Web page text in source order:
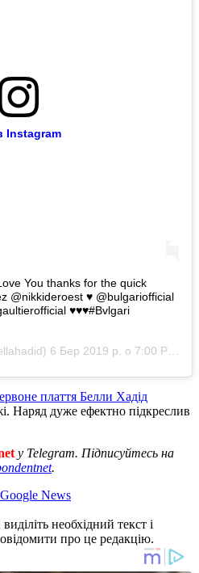
Instagram
You thanks for the quick
@nikkideroest ♥️ @bulgariofficial
♥️♥️♥️#Bvlgari
6 Бер 2019 р. о 7:00 PST
плаття Белли Хадід
Наряд дуже ефектно підкреслив
у Telegram. Підписуйтесь на
.
News
необхідний текст і
про це редакцію.